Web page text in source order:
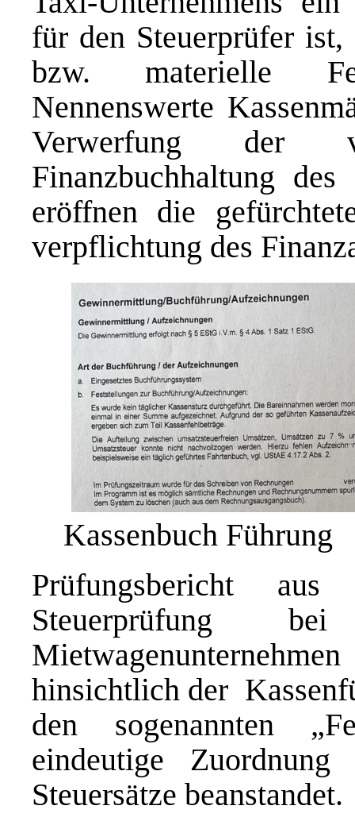
für den Steuerprüfer
bzw. materielle
Nennenswerte
Verwerfung der
Finanzbuchhaltung
eröffnen die
verpflichtung des
Kassenbuch Führung
Prüfungsbericht
Steuerprüfung
hinsichtlich der
den sogenannten
eindeutige
Steuersätze beanstandet.